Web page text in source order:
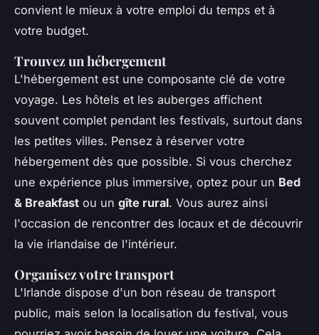
convient le mieux à votre emploi du temps et à
votre budget.
Trouvez un hébergement
L'hébergement est une composante clé de votre
voyage. Les hôtels et les auberges affichent
souvent complet pendant les festivals, surtout dans
les petites villes. Pensez à réserver votre
hébergement dès que possible. Si vous cherchez
une expérience plus immersive, optez pour un Bed
& Breakfast ou un gîte rural. Vous aurez ainsi
l'occasion de rencontrer des locaux et de découvrir
la vie irlandaise de l'intérieur.
Organisez votre transport
L'Irlande dispose d'un bon réseau de transport
public, mais selon la localisation du festival, vous